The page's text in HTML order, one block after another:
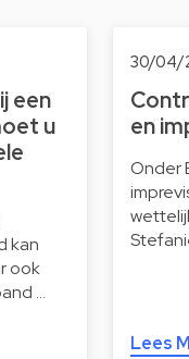
een
u
kan
ook
…
30/04/
en
Onder
Lees